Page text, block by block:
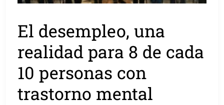
El desempleo, una
realidad para 8 de cada
10 personas con
trastorno mental